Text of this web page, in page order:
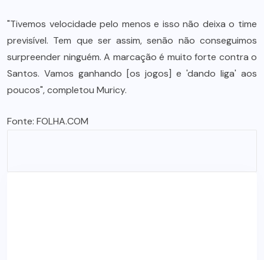
"Tivemos velocidade pelo menos e isso não deixa o time
previsível. Tem que ser assim, senão não conseguimos
surpreender ninguém. A marcação é muito forte contra o
Santos. Vamos ganhando [os jogos] e 'dando liga' aos
poucos", completou Muricy.
Fonte: FOLHA.COM